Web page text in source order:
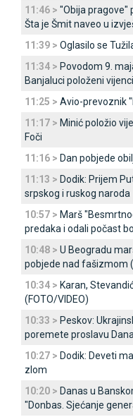
11:46 > "Obija pragove"
Šta je Šmit naveo u
11:39 > Oglasilo se
11:34 > Povodom 9.
Banjaluci položeni
11:25 > Avio-prevoznik
11:17 > Minić položio
Foči
11:16 > Dan pobjede
11:13 > Dodik: Prijem
srpskog i ruskog naroda
10:57 > Marš
predaka i odali počast
10:48 > U Beogradu
pobjede nad fašizmom
10:34 > Karan,
(FOTO/VIDEO)
10:33 > Peskov:
poremete proslavu
10:27 > Dodik: Deveti
zlom
10:20 > Danas u
"Donbas. Sjećanje